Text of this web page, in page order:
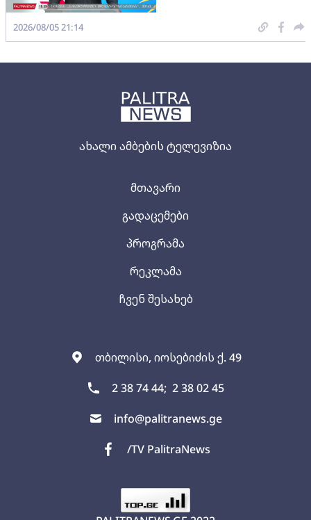
ახალი ამბების ტელევიზია
თბილისი, იოსებიძის ქ. 49
2 38 74 44; 2 38 02 45
info@palitranews.ge
/TV PalitraNews
მთავარი
გადაცემები
პროგრამა
რეკლამა
ჩვენ შესახებ
2026/08/05 21:14